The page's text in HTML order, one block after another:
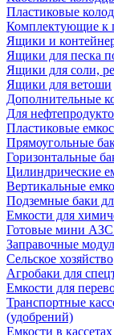
Пластиковые
Комплектующие к
Ящики и
Ящики для песка
Ящики для соли,
Ящики для ветоши
Дополнительные
Для
Пластиковые
Прямоугольные
Горизонтальные
Цилиндрические
Вертикальные
Подземные баки
Емкости для
Готовые мини
Заправочные
Сельское хозяйство
Агробаки для
Емкости для
Транспортные
(удобрений)
Емкости в